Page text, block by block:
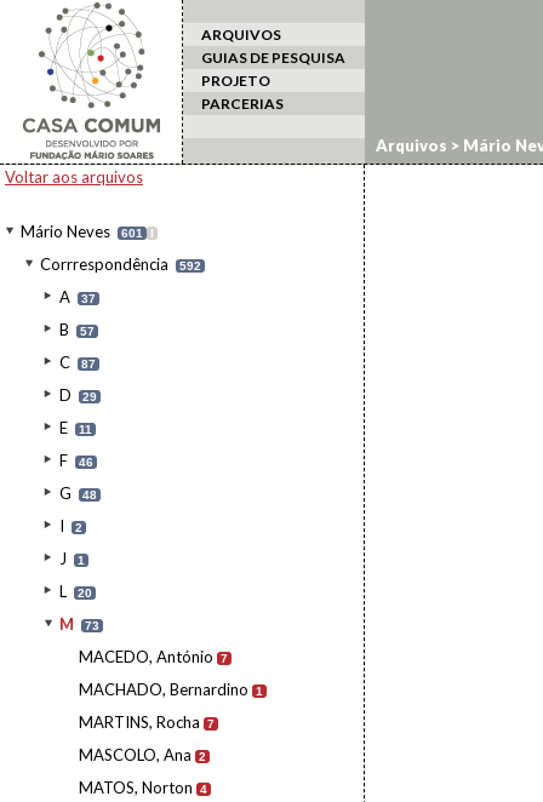
ARQUIVOS
GUIAS DE PESQUISA
PROJETO
PARCERIAS
Voltar aos arquivos
Mário Neves 601 I
Corrrespondência 592
A 37
B 57
C 87
D 29
E 11
F 46
G 48
I 2
J 1
L 20
M 73
MACEDO, António 7
MACHADO, Bernardino 1
MARTINS, Rocha 7
MASCOLO, Ana 2
MATOS, Norton 4
Arquivos > Mário